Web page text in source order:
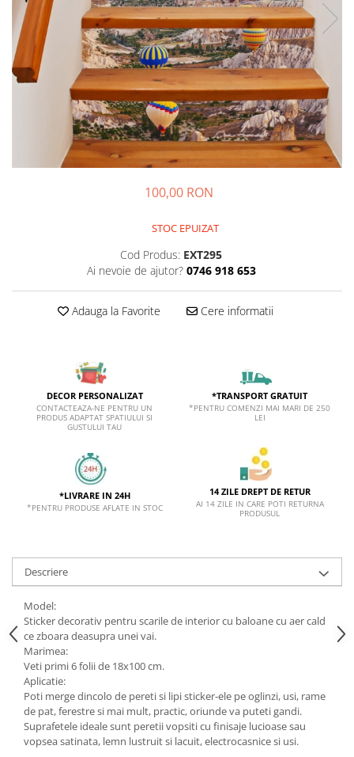
Sticker Harta Lumii
Stickere Cu Model Repetitiv
Stickere Perete Pentru Camera De
Zi
Stickere Pentru Bucatarie
Stickere pentru Usi
Stickere pentru Scari
Stickere pentru Podea
100,00 RON
STOC EPUIZAT
Cod Produs: EXT295
Ai nevoie de ajutor? 0746 918 653
Adauga la Favorite Cere informatii
DECOR PERSONALIZAT
CONTACTEAZA-NE PENTRU UN
PRODUS ADAPTAT SPATIULUI SI
GUSTULUI TAU
*TRANSPORT GRATUIT
*PENTRU COMENZI MAI MARI DE 250
LEI
*LIVRARE IN 24H
*PENTRU PRODUSE AFLATE IN STOC
14 ZILE DREPT DE RETUR
AI 14 ZILE IN CARE POTI RETURNA
PRODUSUL
Descriere
Model:
Sticker decorativ pentru scarile de interior cu baloane cu aer cald
ce zboara deasupra unei vai.
Marimea:
Veti primi 6 folii de 18x100 cm.
Aplicatie:
Poti merge dincolo de pereti si lipi sticker-ele pe oglinzi, usi, rame
de pat, ferestre si mai mult, practic, oriunde va puteti gandi.
Suprafetele ideale sunt peretii vopsiti cu finisaje lucioase sau
vopsea satinata, lemn lustruit si lacuit, electrocasnice si usi.